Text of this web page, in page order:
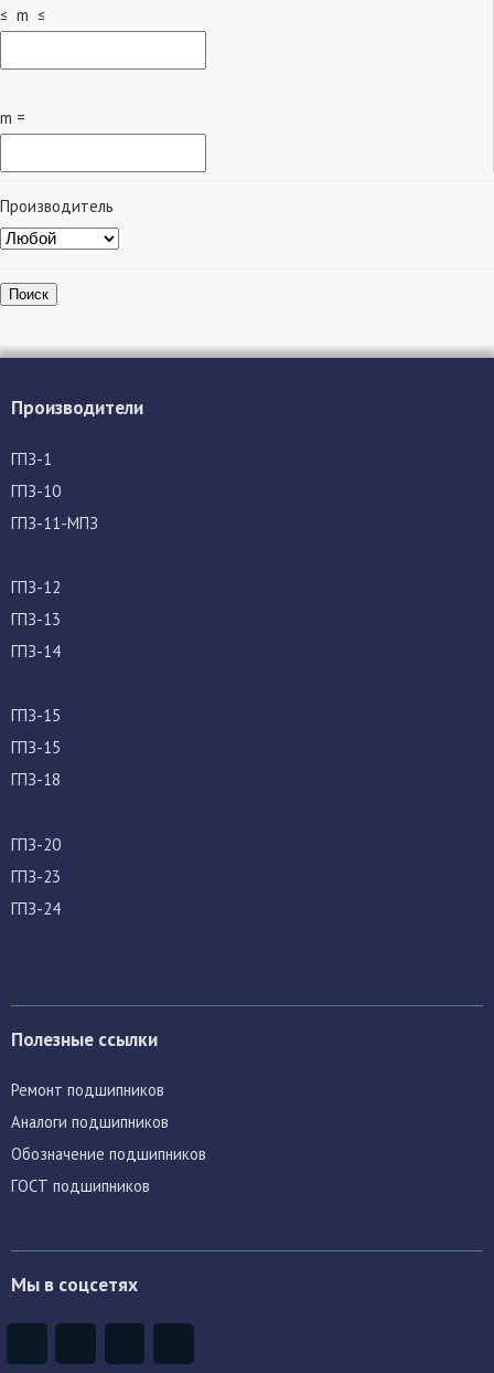
≤ m ≤
m =
Производитель
Поиск
Производители
ГПЗ-1
ГПЗ-10
ГПЗ-11-МПЗ
ГПЗ-12
ГПЗ-13
ГПЗ-14
ГПЗ-15
ГПЗ-15
ГПЗ-18
ГПЗ-20
ГПЗ-23
ГПЗ-24
Полезные ссылки
Ремонт подшипников
Аналоги подшипников
Обозначение подшипников
ГОСТ подшипников
Мы в соцсетях